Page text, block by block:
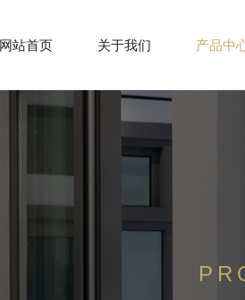
网站首页 关于我们 产品中